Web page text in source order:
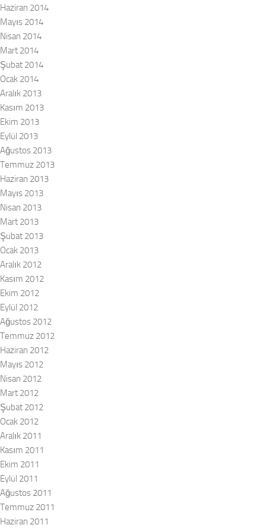
Haziran 2014
Mayıs 2014
Nisan 2014
Mart 2014
Şubat 2014
Ocak 2014
Aralık 2013
Kasım 2013
Ekim 2013
Eylül 2013
Ağustos 2013
Temmuz 2013
Haziran 2013
Mayıs 2013
Nisan 2013
Mart 2013
Şubat 2013
Ocak 2013
Aralık 2012
Kasım 2012
Ekim 2012
Eylül 2012
Ağustos 2012
Temmuz 2012
Haziran 2012
Mayıs 2012
Nisan 2012
Mart 2012
Şubat 2012
Ocak 2012
Aralık 2011
Kasım 2011
Ekim 2011
Eylül 2011
Ağustos 2011
Temmuz 2011
Haziran 2011